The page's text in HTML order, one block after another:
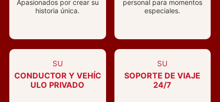
Apasionados por crear su
historia única.
personal para momentos
especiales.
SU
CONDUCTOR Y VEHÍC
ULO PRIVADO
SU
SOPORTE DE VIAJE
24/7